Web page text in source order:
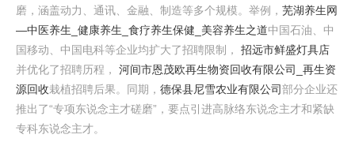
磨，涵盖动力、通讯、金融、制造等多个规模。举例， 芜湖养生网
—中医养生_健康养生_食疗养生保健_美容养生之道中国石油、中
国移动、中国电科等企业均扩大了招聘限制， 招远市鲜盛灯具店
并优化了招聘历程， 河间市恩茂欧再生物资回收有限公司_再生资
源回收栽植招聘后果。同期， 德保县尼雪农业有限公司部分企业还
推出了“专项东说念主才磋磨”，要点引进高脉络东说念主才和紧缺
专科东说念主才。